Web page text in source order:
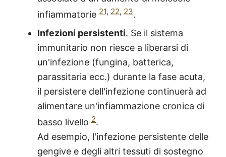
infiammatorie 21, 22, 23.
Infezioni persistenti. Se il sistema
immunitario non riesce a liberarsi di
un'infezione (fungina, batterica,
parassitaria ecc.) durante la fase acuta,
il persistere dell'infezione continuerà ad
alimentare un'infiammazione cronica di
basso livello 2.
Ad esempio, l'infezione persistente delle
gengive e degli altri tessuti di sostegno